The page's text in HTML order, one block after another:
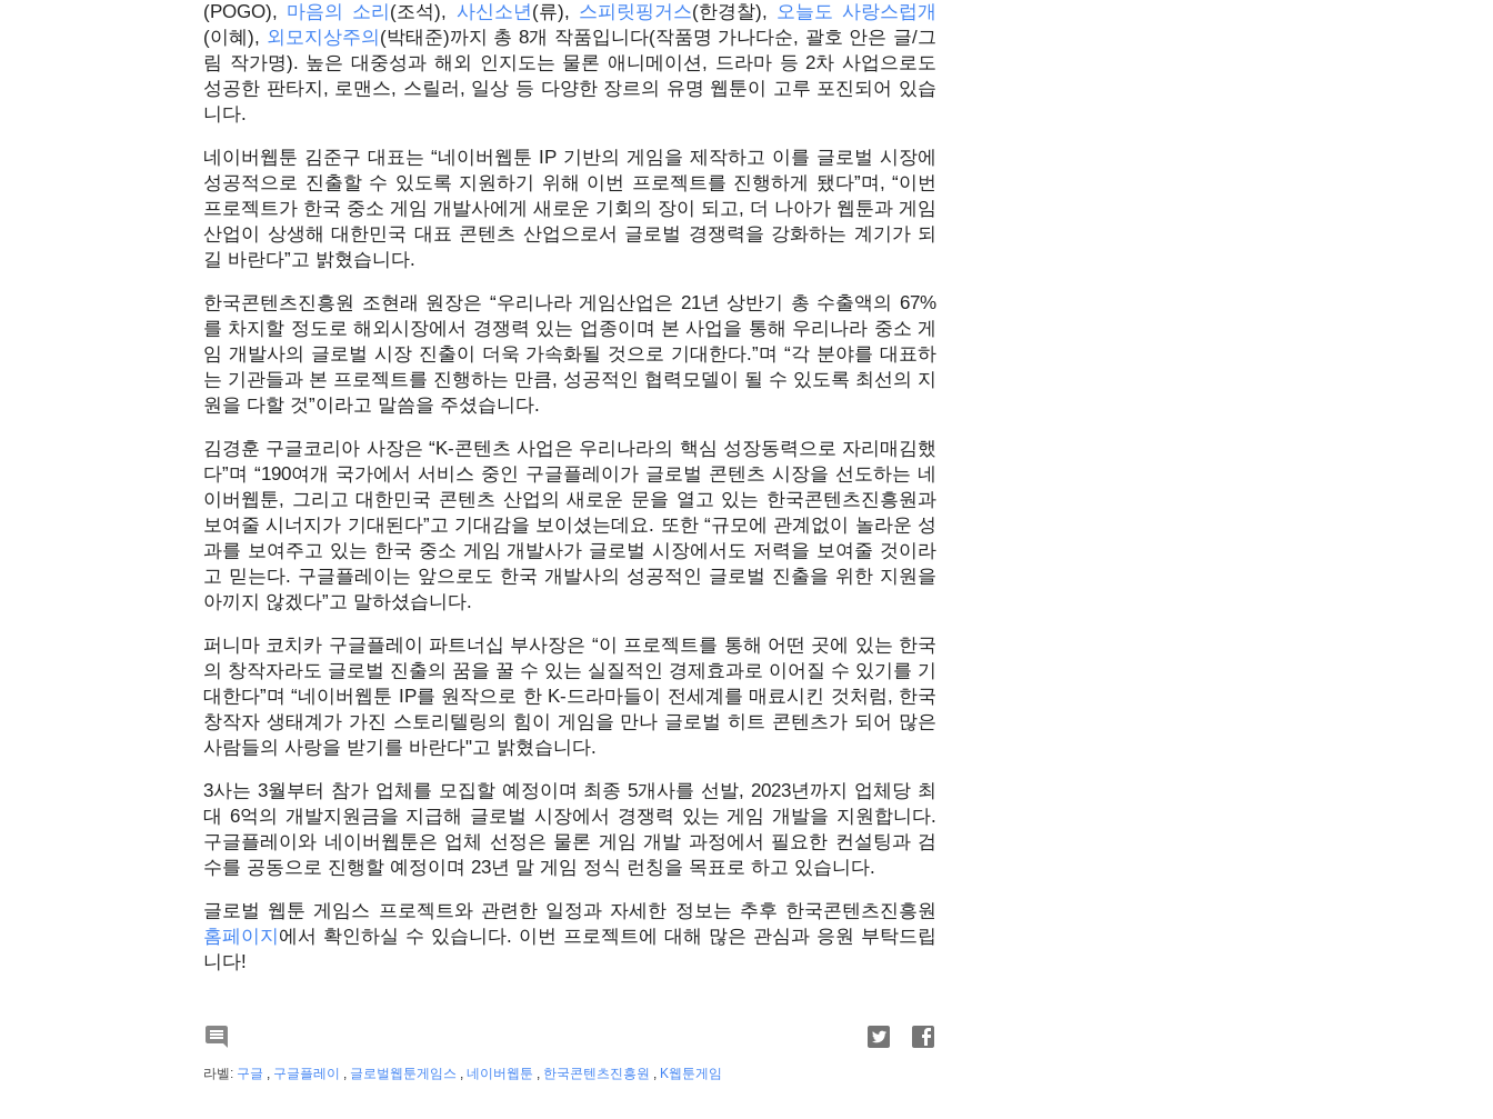
(POGO), 마음의 소리 (조석), 사신소년(류), 스피릿핑거스(한경찰), 오늘도 사랑스럽개
(이혜), 외모지상주의 (박태준)까지 총 8개 작품입니다(작품명 가나다순, 괄호 안은 글/그
림 작가명). 높은 대중성과 해외 인지도는 물론 애니메이션, 드라마 등 2차 사업으로도
성공한 판타지, 로맨스, 스릴러, 일상 등 다양한 장르의 유명 웹툰이 고루 포진되어 있습
니다.
네이버웹툰 김준구 대표는 “네이버웹툰 IP 기반의 게임을 제작하고 이를 글로벌 시장에
성공적으로 진출할 수 있도록 지원하기 위해 이번 프로젝트를 진행하게 됐다”며, “이번
프로젝트가 한국 중소 게임 개발사에게 새로운 기회의 장이 되고, 더 나아가 웹툰과 게임
산업이 상생해 대한민국 대표 콘텐츠 산업으로서 글로벌 경쟁력을 강화하는 계기가 되
길 바란다”고 밝혔습니다.
한국콘텐츠진흥원 조현래 원장은 “우리나라 게임산업은 21년 상반기 총 수출액의 67%
를 차지할 정도로 해외시장에서 경쟁력 있는 업종이며 본 사업을 통해 우리나라 중소 게
임 개발사의 글로벌 시장 진출이 더욱 가속화될 것으로 기대한다.”며 “각 분야를 대표하
는 기관들과 본 프로젝트를 진행하는 만큼, 성공적인 협력모델이 될 수 있도록 최선의 지
원을 다할 것”이라고 말씀을 주셨습니다.
김경훈 구글코리아 사장은 “K-콘텐츠 사업은 우리나라의 핵심 성장동력으로 자리매김했
다”며 “190여개 국가에서 서비스 중인 구글플레이가 글로벌 콘텐츠 시장을 선도하는 네
이버웹툰, 그리고 대한민국 콘텐츠 산업의 새로운 문을 열고 있는 한국콘텐츠진흥원과
보여줄 시너지가 기대된다”고 기대감을 보이셨는데요. 또한 “규모에 관계없이 놀라운 성
과를 보여주고 있는 한국 중소 게임 개발사가 글로벌 시장에서도 저력을 보여줄 것이라
고 믿는다. 구글플레이는 앞으로도 한국 개발사의 성공적인 글로벌 진출을 위한 지원을
아끼지 않겠다”고 말하셨습니다.
퍼니마 코치카 구글플레이 파트너십 부사장은 “이 프로젝트를 통해 어떤 곳에 있는 한국
의 창작자라도 글로벌 진출의 꿈을 꿀 수 있는 실질적인 경제효과로 이어질 수 있기를 기
대한다”며 “네이버웹툰 IP를 원작으로 한 K-드라마들이 전세계를 매료시킨 것처럼, 한국
창작자 생태계가 가진 스토리텔링의 힘이 게임을 만나 글로벌 히트 콘텐츠가 되어 많은
사람들의 사랑을 받기를 바란다"고 밝혔습니다.
3사는 3월부터 참가 업체를 모집할 예정이며 최종 5개사를 선발, 2023년까지 업체당 최
대 6억의 개발지원금을 지급해 글로벌 시장에서 경쟁력 있는 게임 개발을 지원합니다.
구글플레이와 네이버웹툰은 업체 선정은 물론 게임 개발 과정에서 필요한 컨설팅과 검
수를 공동으로 진행할 예정이며 23년 말 게임 정식 런칭을 목표로 하고 있습니다.
홈페이지 에서 확인하실 수 있습니다. 이번 프로젝트에 대해 많은 관심과 응원 부탁드립
니다!

라벨: 구글 , 구글플레이 , 글로벌웹툰게임스 , 네이버웹툰 , 한국콘텐츠진흥원 , K웹툰게임